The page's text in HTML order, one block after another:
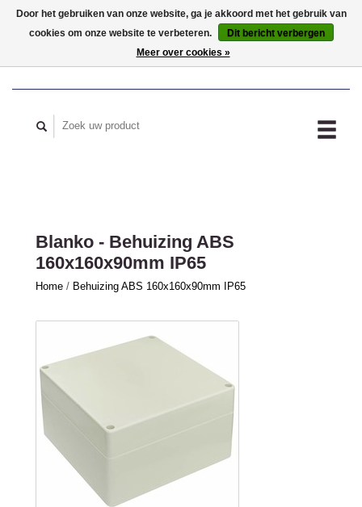
MIJN ACCOUNT
Blanko - Behuizing ABS
160x160x90mm IP65
Home / Behuizing ABS 160x160x90mm IP65
Door het gebruiken van onze website, ga je akkoord met het gebruik van
cookies om onze website te verbeteren.
Dit bericht verbergen
Meer over cookies »